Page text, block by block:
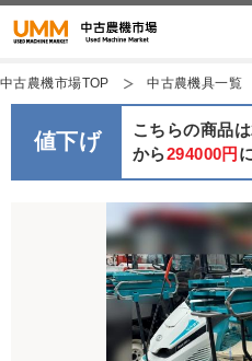
中古農機市場TOP 中古農機具一覧
値下げ こちらの商品
から294000円